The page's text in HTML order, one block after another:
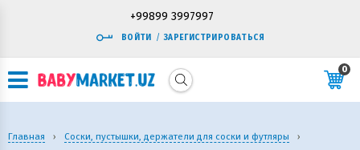
+99899 3997997
ВОЙТИ / ЗАРЕГИСТРИРОВАТЬСЯ
0
Главная › Соски, пустышки, держатели для соски и футляры
›